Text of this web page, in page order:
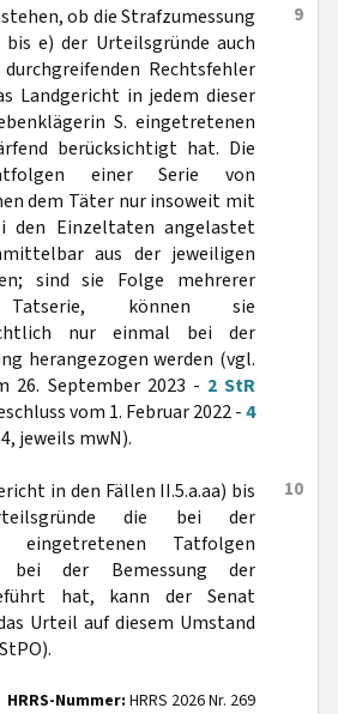
9
ob die Strafzumessung
e) der Urteilsgründe auch
Rechtsfehler
Landgericht in jedem dieser
S. eingetretenen
berücksichtigt hat. Die
einer Serie von
dem Täter nur insoweit mit
den Einzeltaten angelastet
aus der jeweiligen
sind sie Folge mehrerer
können sie
nur einmal bei der
herangezogen werden (vgl.
26. September 2023 - 2 StR
vom 1. Februar 2022 -4
jeweils mwN).
10
in den Fällen II.5.a.aa) bis
die bei der
eingetretenen Tatfolgen
bei der Bemessung der
hat, kann der Senat
Urteil auf diesem Umstand
HRRS-Nummer: HRRS 2026 Nr. 269